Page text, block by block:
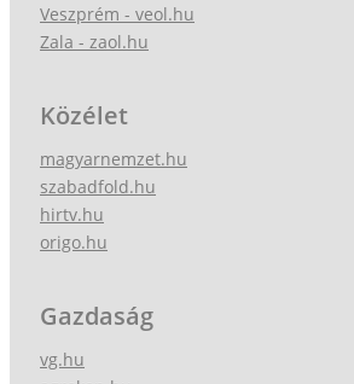
Veszprém - veol.hu
Zala - zaol.hu
Közélet
magyarnemzet.hu
szabadfold.hu
hirtv.hu
origo.hu
Gazdaság
vg.hu